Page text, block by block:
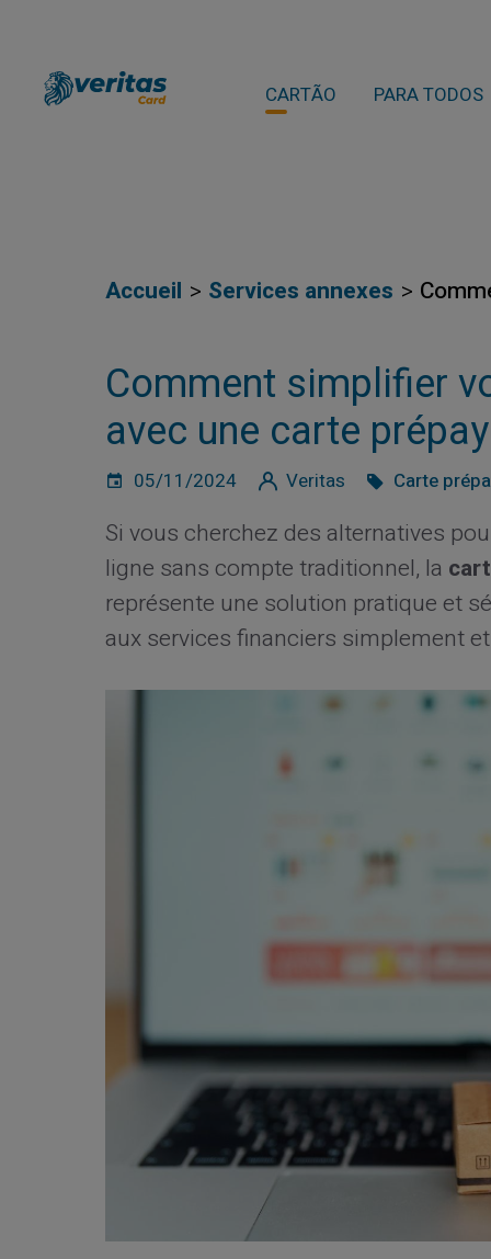
CARTÃO PARA TODOS
Accueil Services annexes
Comment simplifier
avec une carte
05/11/2024 Veritas Carte
Si vous cherchez des alternatives
ligne sans compte traditionnel, la
représente une solution pratique et
aux services financiers simplement